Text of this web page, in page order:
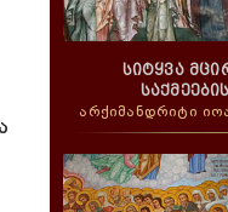
სიტყვა
არქიმანდრიტი